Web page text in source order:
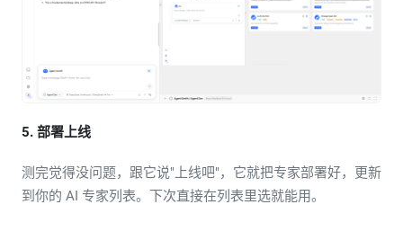
5. 部署上线
测完觉得没问题，跟它说"上线吧"，它就把专家部署好，更新
到你的 AI 专家列表。下次直接在列表里选就能用。